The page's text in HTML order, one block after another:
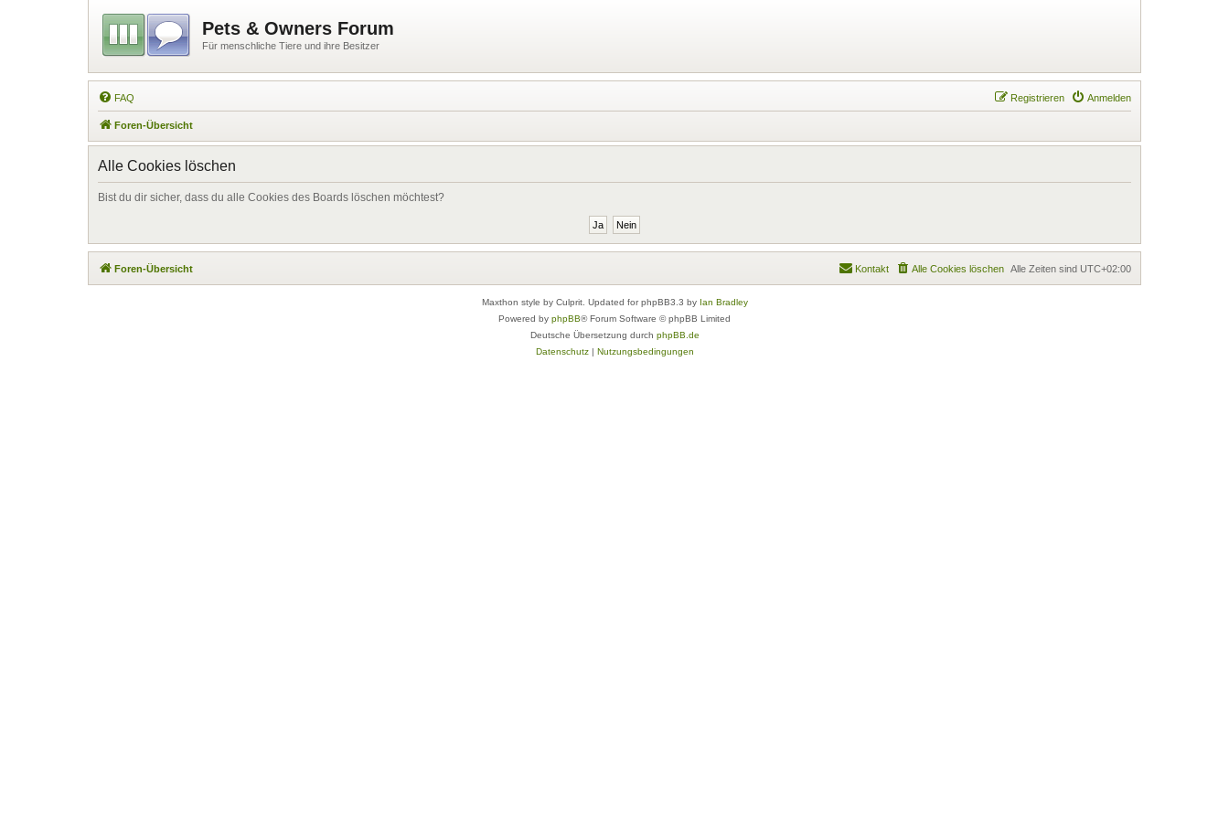
Pets & Owners Forum
Für menschliche Tiere und ihre Besitzer
FAQ Anmelden
Registrieren
Foren-Übersicht
Alle Cookies löschen
Bist du dir sicher, dass du alle Cookies des Boards löschen möchtest?
Foren-Übersicht Alle Zeiten sind UTC+02:00
Alle Cookies löschen
Kontakt
Maxthon style by Culprit. Updated for phpBB3.3 by Ian Bradley
Powered by phpBB® Forum Software © phpBB Limited
Deutsche Übersetzung durch phpBB.de
Datenschutz| Nutzungsbedingungen